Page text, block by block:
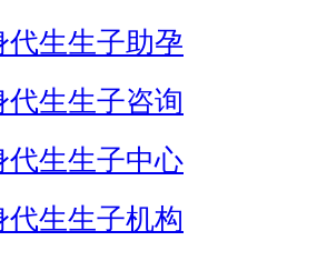
代生生子助孕
代生生子咨询
代生生子中心
代生生子机构